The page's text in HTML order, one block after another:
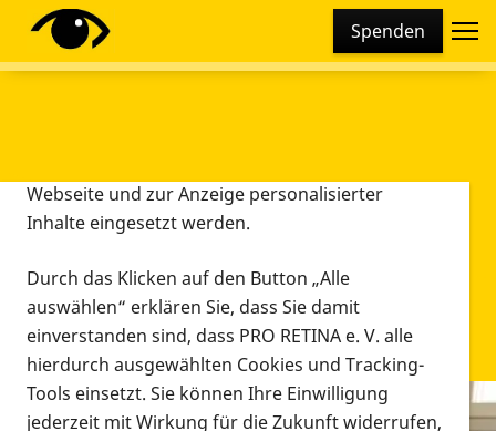
Spenden
Diese Webseite setzt verschiedene Cookies und
Tracking-Tools ein. Dies beinhaltet Cookies und
Webseite und zur Anzeige personalisierter
Inhalte eingesetzt werden.
Durch das Klicken auf den Button „Alle
auswählen“ erklären Sie, dass Sie damit
einverstanden sind, dass PRO RETINA e. V. alle
hierdurch ausgewählten Cookies und Tracking-
Tools einsetzt. Sie können Ihre Einwilligung
jederzeit mit Wirkung für die Zukunft widerrufen,